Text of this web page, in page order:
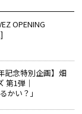
OPENING
記念特別企画】畑
第1弾｜
かい？」